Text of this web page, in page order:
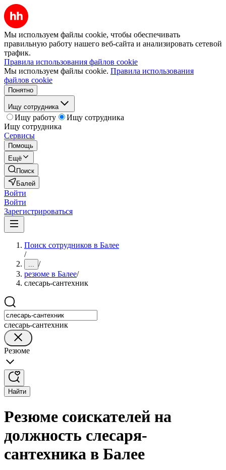
Мы используем файлы cookie, чтобы обеспечивать
правильную работу нашего веб-сайта и анализировать сетевой
трафик.
Правила использования файлов cookie
Мы используем файлы cookie. Правила использования
файлов cookie
Понятно
Ищу сотрудника
Ищу работу
Ищу сотрудника
Ищу сотрудника
Сервисы
Помощь
Ещё
Поиск
Балей
Войти
Войти
Зарегистрироваться
Поиск сотрудников в Балее
/
... /
резюме в Балее/
слесарь-сантехник
слесарь-сантехник
Резюме
Найти
Резюме соискателей на
должность слесаря-
сантехника в Балее